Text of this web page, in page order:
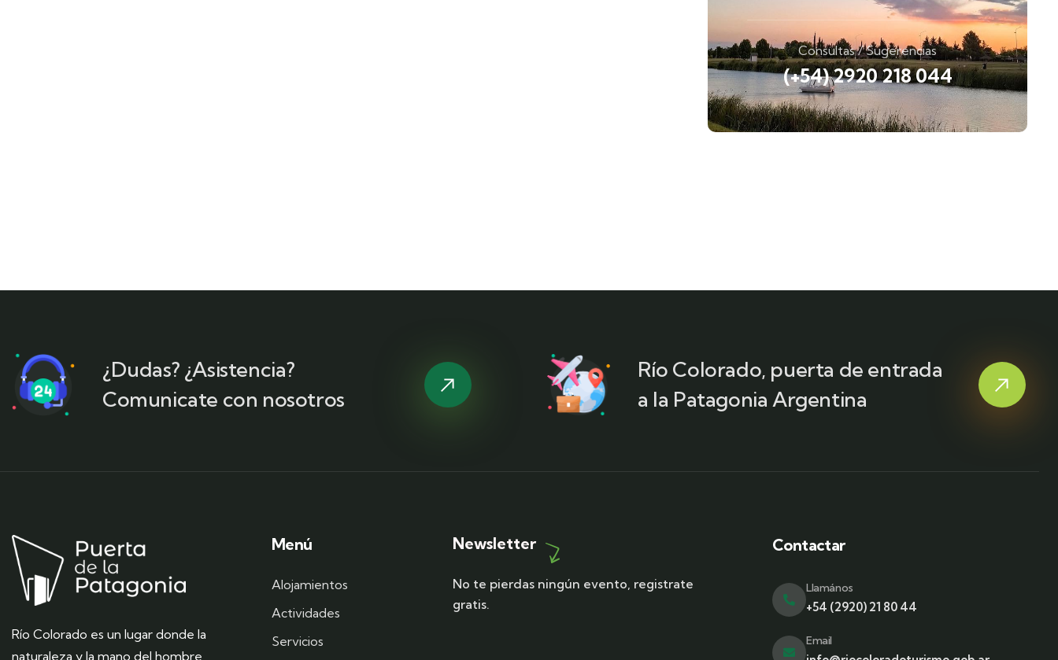
Consultas / Sugerencias
(+54) 2920 218 044
¿Dudas? ¿Asistencia?
Comunicate con nosotros
Río Colorado, puerta de entrada
a la Patagonia Argentina
Río Colorado es un lugar donde la
naturaleza y la mano del hombre
Menú
Alojamientos
Actividades
Servicios
Newsletter
No te pierdas ningún evento, registrate
gratis.
Contactar
Llamános
+54 (2920) 21 80 44
Email